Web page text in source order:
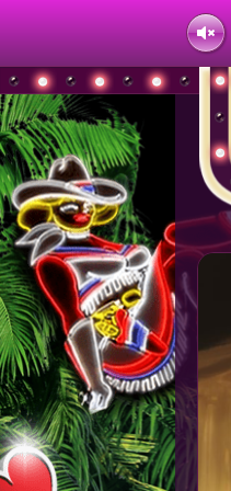
Dark***1,872.56 UAH